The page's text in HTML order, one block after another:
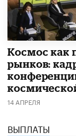
Космос как
рынков:
14 АПРЕЛЯ
ВЫПЛАТЫ